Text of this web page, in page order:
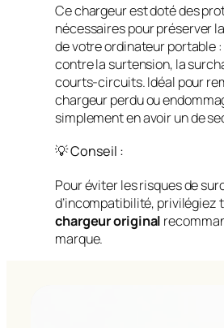
Ce chargeur est doté des
nécessaires pour préserver
de votre ordinateur portable
contre la surtension, la
courts-circuits. Idéal pour
chargeur perdu ou
simplement en avoir un de
💡 Conseil :
Pour éviter les risques de
d’incompatibilité, privilégiez
chargeur original
marque.